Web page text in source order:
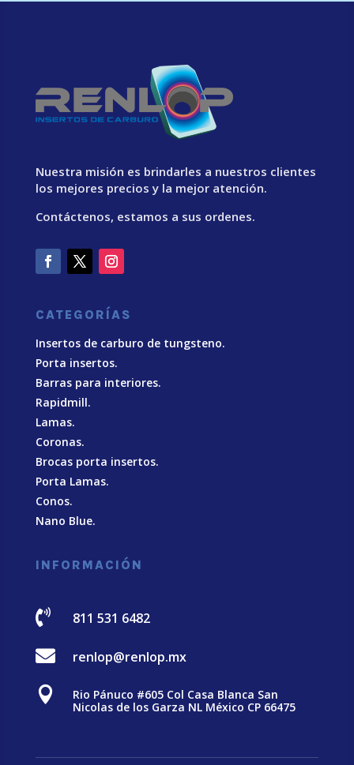
Nuestra misión es brindarles a nuestros clientes
los mejores precios y la mejor atención.
Contáctenos, estamos a sus ordenes.
CATEGORÍAS
Insertos de carburo de tungsteno.
Porta insertos.
Barras para interiores.
Rapidmill.
Lamas.
Coronas.
Brocas porta insertos.
Porta Lamas.
Conos.
Nano Blue.
INFORMACIÓN
 811 531 6482
 renlop@renlop.mx

Rio Pánuco #605 Col Casa Blanca San
Nicolas de los Garza NL México CP 66475